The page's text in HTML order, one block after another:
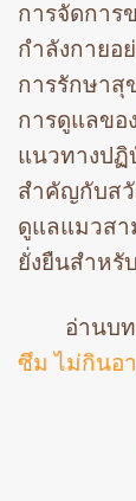
การจัดการ
กำลังกายอ
การรักษาสุ
การดูแลขอ
แนวทางปฏิ
สำคัญกับส
ดูแลแมวส
ยั่งยืนสำหรั
อ่านบ
ซึม ไม่กินอา